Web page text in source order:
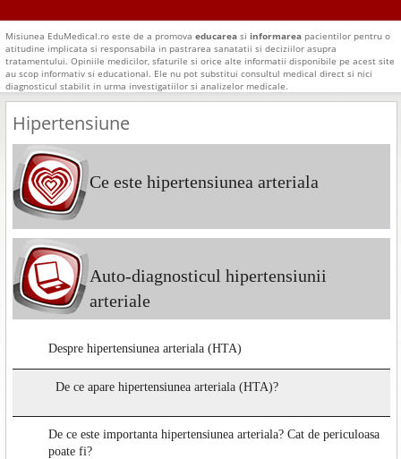
Misiunea EduMedical.ro este de a promovaeducarea siinformarea pacientilor pentru o
atitudine implicata si responsabila in pastrarea sanatatii si deciziilor asupra
tratamentului. Opiniile medicilor, sfaturile si orice alte informatii disponibile pe acest site
au scop informativ si educational. Ele nu pot substitui consultul medical direct si nici
diagnosticul stabilit in urma investigatiilor si analizelor medicale.
Hipertensiune
Ce este hipertensiunea arteriala
Auto-diagnosticul hipertensiunii
arteriale
Despre hipertensiunea arteriala (HTA)
De ce apare hipertensiunea arteriala (HTA)?
De ce este importanta hipertensiunea arteriala? Cat de periculoasa
poate fi?